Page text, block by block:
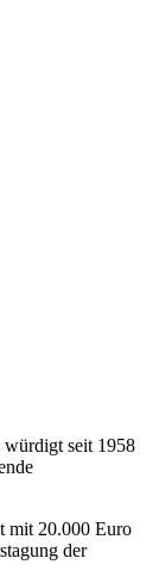
seit 1958
mit 20.000 Euro
der